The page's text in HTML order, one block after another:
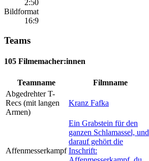
2:50
Bildformat
16:9
Teams
105 Filmemacher:innen
Teamname Filmname
Abgedrehter T-
Recs (mit langen
Armen)
Kranz Fafka
Affenmesserkampf
Ein Grabstein für den
ganzen Schlamassel, und
darauf gehört die
Inschrift: